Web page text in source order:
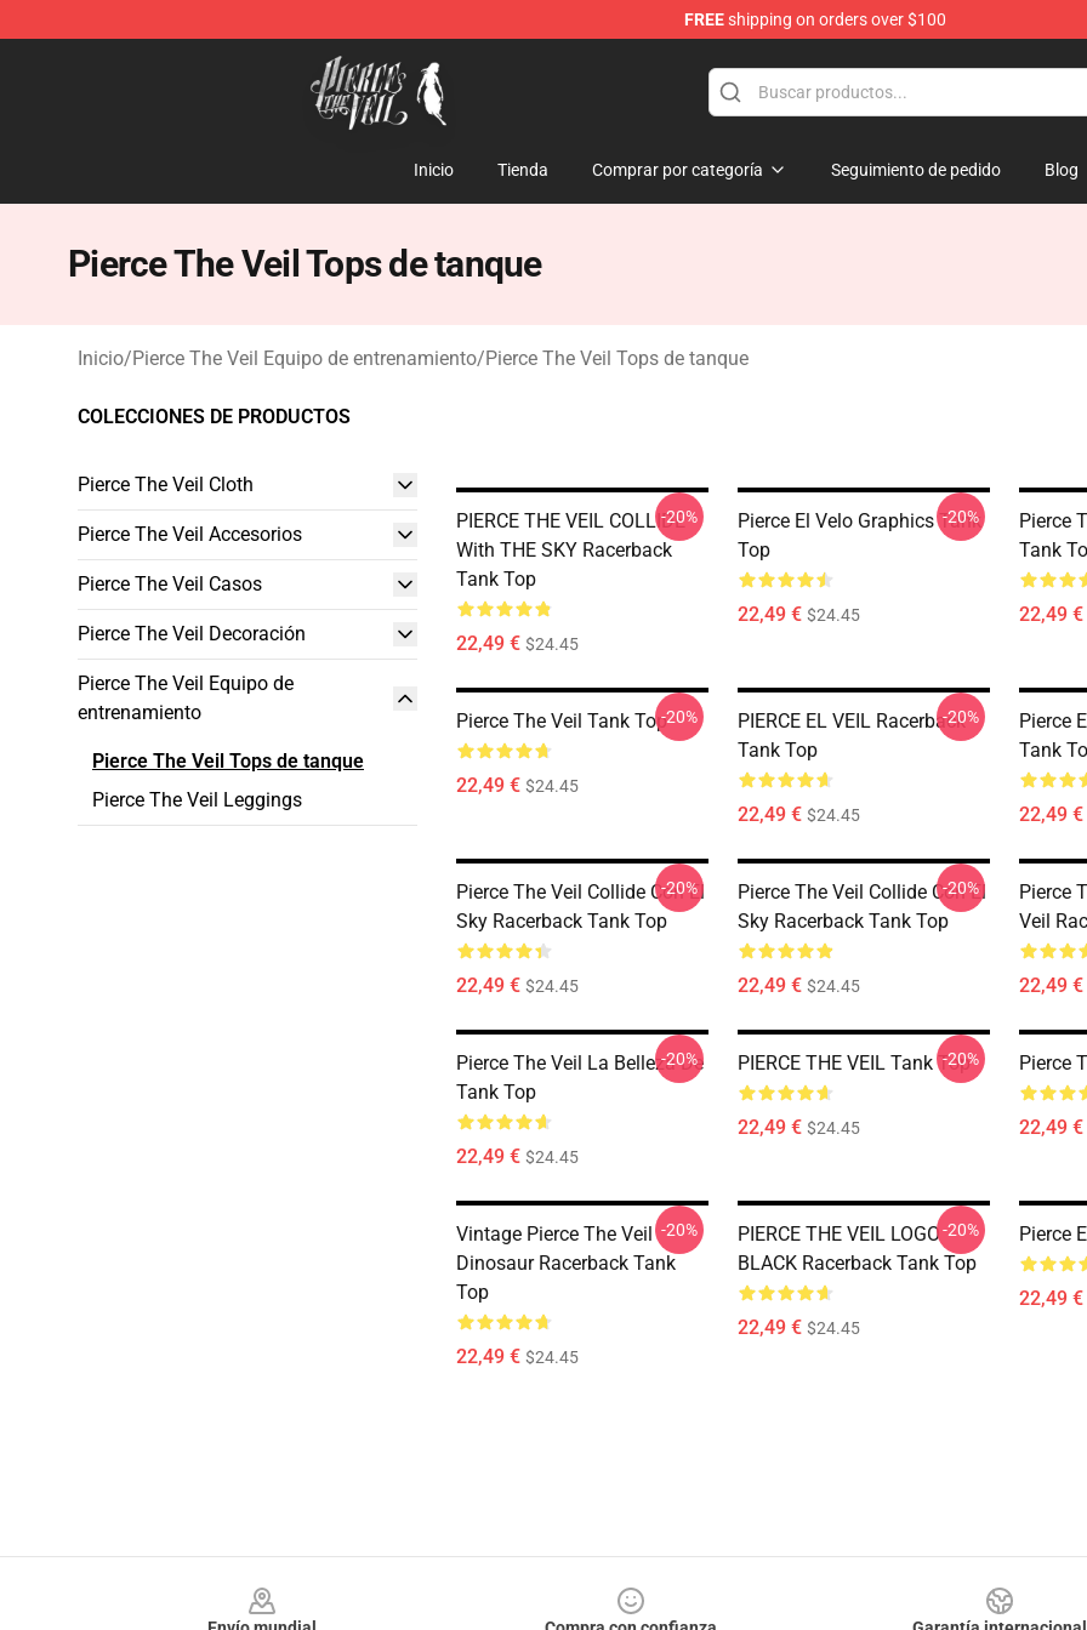
FREEshipping on orders over $100
Pierce The Veil Store - Official Pierce The Veil Merchandise Shop
Inicio Tienda Comprar por categoría Seguimiento de pedido Blog
Pierce The Veil Tops de tanque
Inicio/Pierce The Veil Equipo de entrenamiento/Pierce The Veil Tops de tanque
COLECCIONES DE PRODUCTOS
Pierce The Veil Cloth
Pierce The Veil Accesorios
Pierce The Veil Casos
Pierce The Veil Decoración
Pierce The Veil Equipo de
entrenamiento
Pierce The Veil Tops de tanque
Pierce The Veil Leggings
PIERCE THE VEIL COLLIDE
With THE SKY Racerback
Tank Top
22,49 € $24.45
-20%
Pierce El Velo Graphics Tank
Top
22,49 € $24.45
-20%
Pierce
Tank
22,49 €
Pierce The Veil Tank Top
22,49 € $24.45
-20%
PIERCE EL VEIL Racerback
Tank Top
22,49 € $24.45
-20%
Pierce
Tank
22,49 €
Pierce The Veil Collide Con El
Sky Racerback Tank Top
22,49 € $24.45
-20%
Pierce The Veil Collide Con El
Sky Racerback Tank Top
22,49 € $24.45
-20%
Pierce
Veil
22,49 €
Pierce The Veil La Belleza De
Tank Top
22,49 € $24.45
-20% PIERCE THE VEIL Tank Top
22,49 € $24.45
-20% Pierce
22,49 €
Vintage Pierce The Veil
Dinosaur Racerback Tank
Top
22,49 € $24.45
-20%
PIERCE THE VEIL LOGO
BLACK Racerback Tank Top
22,49 € $24.45
-20% Pierce
22,49 €